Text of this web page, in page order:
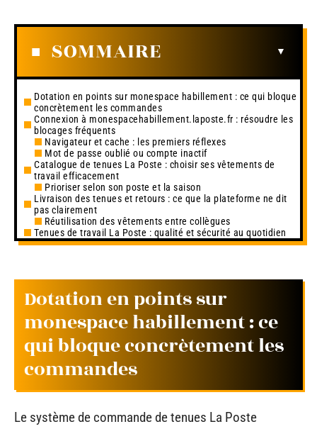
SOMMAIRE
Dotation en points sur monespace habillement : ce qui bloque
concrètement les commandes
Connexion à monespacehabillement.laposte.fr : résoudre les
blocages fréquents
Navigateur et cache : les premiers réflexes
Mot de passe oublié ou compte inactif
Catalogue de tenues La Poste : choisir ses vêtements de
travail efficacement
Prioriser selon son poste et la saison
Livraison des tenues et retours : ce que la plateforme ne dit
pas clairement
Réutilisation des vêtements entre collègues
Tenues de travail La Poste : qualité et sécurité au quotidien
Dotation en points sur
monespace habillement : ce
qui bloque concrètement les
commandes
Le système de commande de tenues La Poste